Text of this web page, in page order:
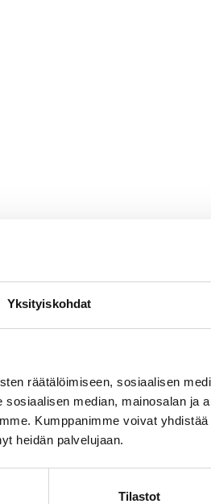
Yksityiskohdat
räätälöimiseen, sosiaalisen
median, mainosalan ja
Kumppanimme voivat
heidän palvelujaan.
Tilastot